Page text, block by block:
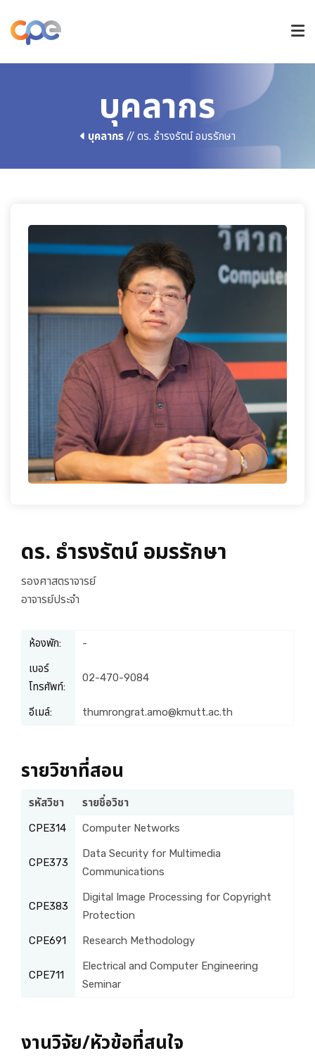
หลักสูตรบัณฑิตศึกษา
บุคลากร
บุคลากร// ดร. ธำรงรัตน์ อมรรักษา
ดร. ธำรงรัตน์ อมรรักษา
รองศาสตราจารย์
อาจารย์ประจำ
ห้องพัก:
-
เบอร์
โทรศัพท์:
02-470-9084
อีเมล์: thumrongrat.amo@kmutt.ac.th
รายวิชาที่สอน
รหัสวิชา
รายชื่อวิชา
CPE314
Computer Networks
CPE373
Data Security for Multimedia
Communications
CPE383
Digital Image Processing for Copyright
Protection
CPE691
Research Methodology
CPE711
Electrical and Computer Engineering
Seminar
งานวิจัย/หัวข้อที่สนใจ